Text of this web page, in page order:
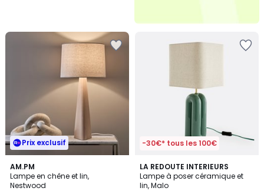
Prix exclusif
AM.PM
Lampe en chêne et lin,
Nestwood
4,5
/ 5
-30€* tous les 100€
LA REDOUTE INTERIEURS
Lampe à poser céramique et
lin, Malo
4,7
/ 5
3
Couleurs